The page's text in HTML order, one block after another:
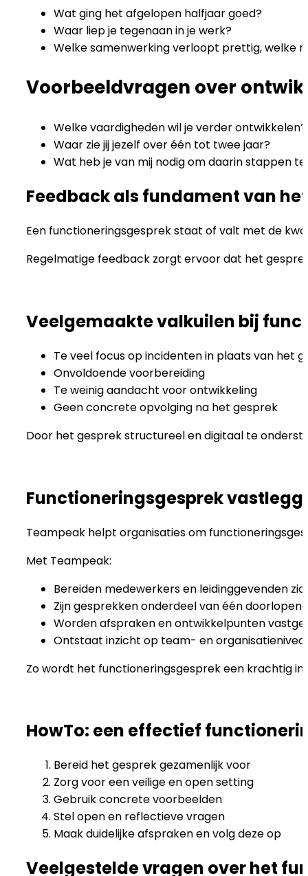
Wat ging het afgelopen halfjaar goed?
Waar liep je tegenaan in je werk?
Welke samenwerking verloopt prettig, welke
Voorbeeldvragen over
Welke vaardigheden wil je verder ontwikkelen?
Waar zie jij jezelf over één tot twee jaar?
Wat heb je van mij nodig om daarin stappen
Feedback als fundament van
Een functioneringsgesprek staat of valt met de
Regelmatige feedback zorgt ervoor dat het
Veelgemaakte valkuilen bij
Te veel focus op incidenten in plaats van het
Onvoldoende voorbereiding
Te weinig aandacht voor ontwikkeling
Geen concrete opvolging na het gesprek
Door het gesprek structureel en digitaal te
Functioneringsgesprek
Teampeak helpt organisaties om
Met Teampeak:
Bereiden medewerkers en leidinggevenden
Zijn gesprekken onderdeel van één
Worden afspraken en ontwikkelpunten
Ontstaat inzicht op team- en
Zo wordt het functioneringsgesprek een krachtig
HowTo: een effectief
Bereid het gesprek gezamenlijk voor
Zorg voor een veilige en open setting
Gebruik concrete voorbeelden
Stel open en reflectieve vragen
Maak duidelijke afspraken en volg deze op
Veelgestelde vragen over het